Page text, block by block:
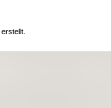
erstellt.